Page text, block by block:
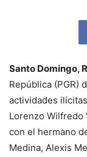
Santo Domingo,
República (PGR)
actividades
Lorenzo Wilfredo
con el hermano
Medina, Alexis